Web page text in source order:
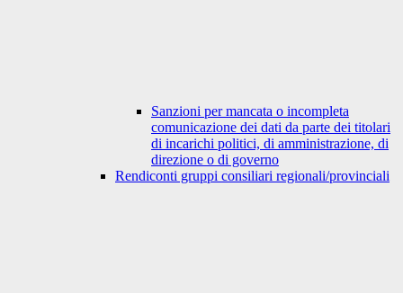
Sanzioni per mancata o incompleta
comunicazione dei dati da parte dei titolari
di incarichi politici, di amministrazione, di
direzione o di governo
Rendiconti gruppi consiliari regionali/provinciali